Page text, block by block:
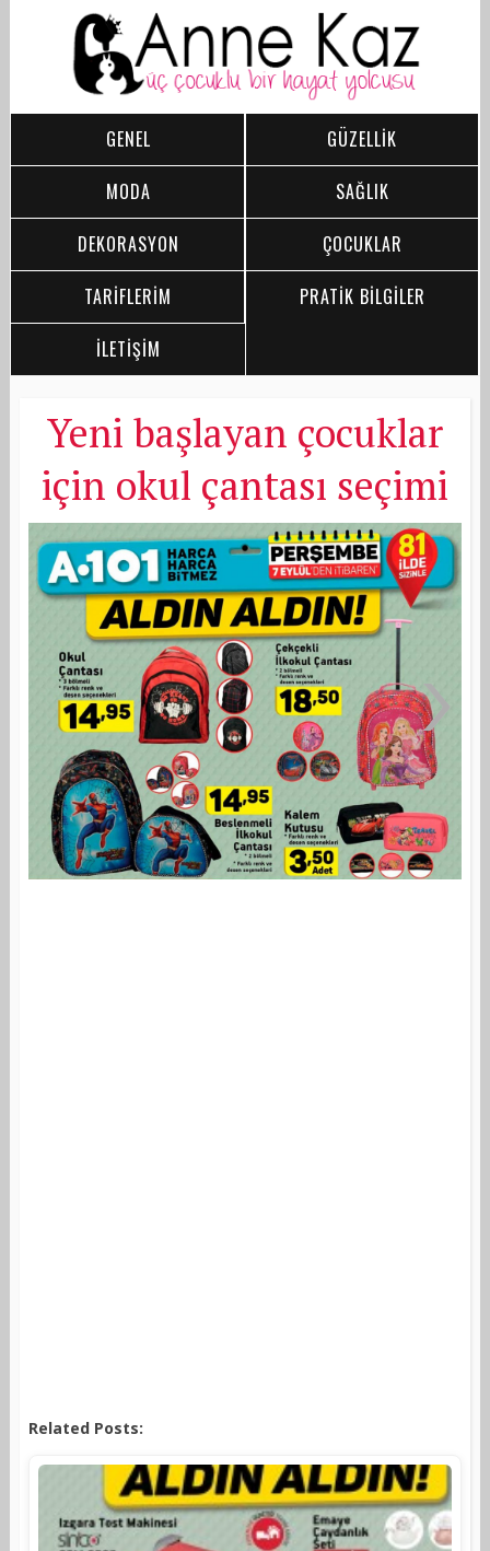
GENEL
GÜZELLİK
MODA
SAĞLIK
DEKORASYON
ÇOCUKLAR
TARİFLERİM
PRATİK BİLGİLER
İLETİŞİM
Yeni başlayan çocuklar
için okul çantası seçimi
Related Posts: